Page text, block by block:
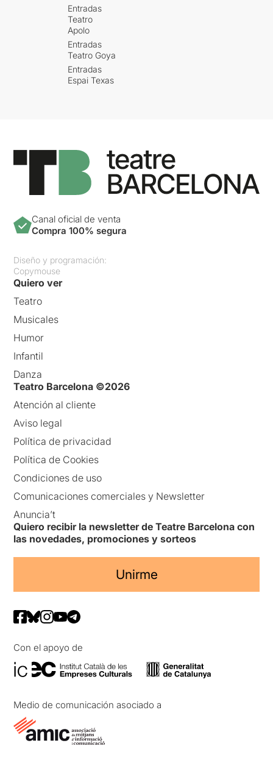
Entradas
Teatro
Apolo
Entradas
Teatro Goya
Entradas
Espai Texas
Canal oficial de venta
Compra 100% segura
Diseño y programación:
Copymouse
Quiero ver
Teatro
Musicales
Humor
Infantil
Danza
Teatro Barcelona ©2026
Atención al cliente
Aviso legal
Política de privacidad
Política de Cookies
Condiciones de uso
Comunicaciones comerciales y Newsletter
Anuncia’t
Quiero recibir la newsletter de Teatre Barcelona con
las novedades, promociones y sorteos
Unirme
Con el apoyo de
Medio de comunicación asociado a